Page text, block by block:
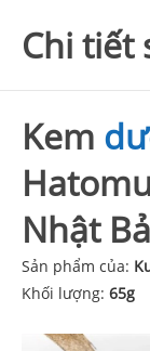
Chi tiết
Kem
Nhật
Sản phẩm của:
Khối lượng: 65g